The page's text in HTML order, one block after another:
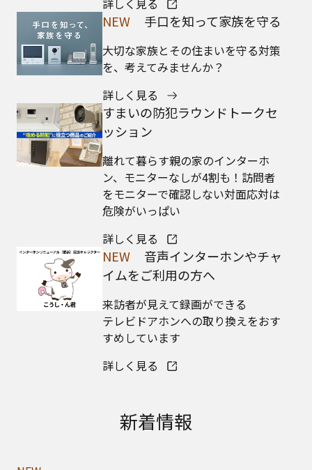
NEW 手口を知って家族を守る
大切な家族とその住まいを守る対策
を、考えてみませんか？
詳しく見る
すまいの防犯ラウンドトークセ
ッション
離れて暮らす親の家のインターホ
ン、モニターなしが4割も！訪問者
をモニターで確認しない対面応対は
危険がいっぱい
詳しく見る
NEW
音声インターホンやチャ
イムをご利用の方へ
来訪者が見えて録画ができる
テレビドアホンへの取り換えをおす
すめしています
詳しく見る
新着情報